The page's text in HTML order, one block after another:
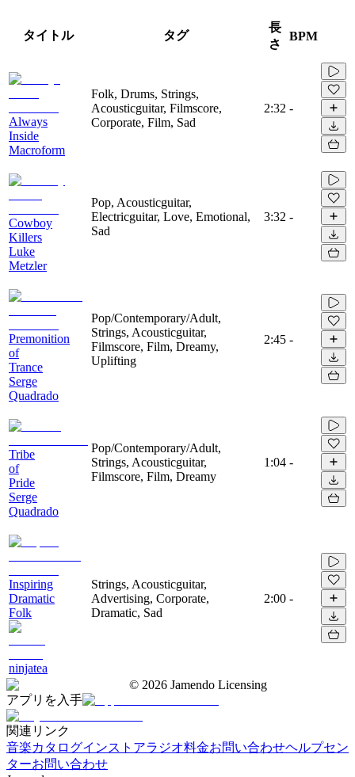
タイトル タグ
長
さ
BPM
Always
Inside
Macroform
Folk, Drums, Strings,
Acousticguitar, Filmscore,
Corporate, Film, Sad
2:32 -
Cowboy
Killers
Luke
Metzler
Pop, Acousticguitar,
Electricguitar, Love, Emotional,
Sad
3:32 -
Premonition
of
Trance
Serge
Quadrado
Pop/Contemporary/Adult,
Strings, Acousticguitar,
Filmscore, Film, Dreamy,
Uplifting
2:45 -
Tribe
of
Pride
Serge
Quadrado
Pop/Contemporary/Adult,
Strings, Acousticguitar,
Filmscore, Film, Dreamy
1:04 -
Inspiring
Dramatic
Folk
ninjatea
Strings, Acousticguitar,
Advertising, Corporate,
Dramatic, Sad
2:00 -
© 2026 Jamendo Licensing
アプリを入手
関連リンク
音楽カタログインストアラジオ料金お問い合わせヘルプセン
ターお問い合わせ